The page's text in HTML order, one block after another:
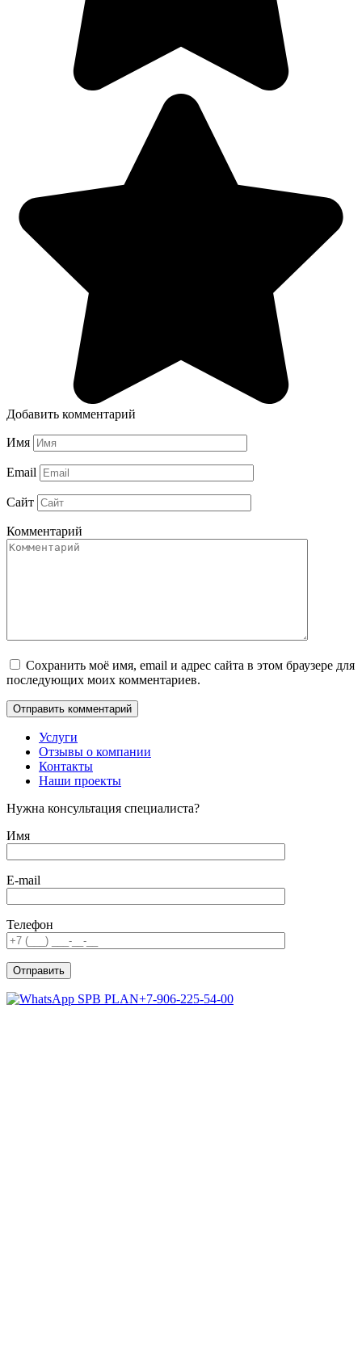
Добавить комментарий
Имя
Email
Сайт
Комментарий
Сохранить моё имя, email и адрес сайта в этом браузере для
последующих моих комментариев.
Услуги
Отзывы о компании
Контакты
Наши проекты
Нужна консультация специалиста?
Имя
E-mail
Телефон
+7-906-225-54-00